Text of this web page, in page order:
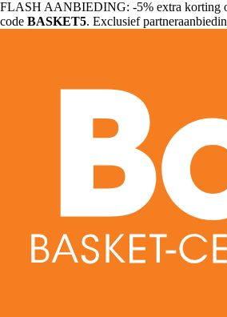
FLASH AANBIEDING: -5% extra korting
code BASKET5. Exclusief